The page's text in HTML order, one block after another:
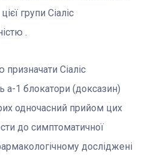
групи Сіаліс
.
Сіаліс
a-1 блокатори (доксазин)
одночасний прийом цих
до симптоматичної
досліджені